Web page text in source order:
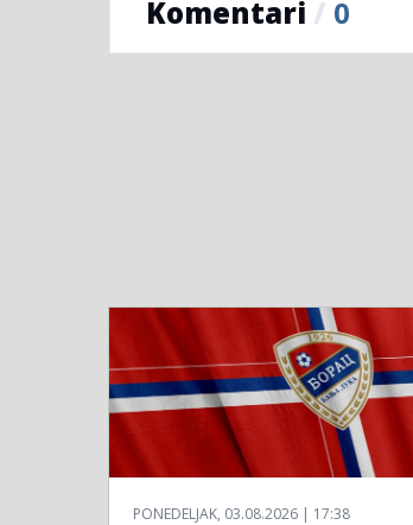
Komentari / 0
PONEDELJAK, 03.08.2026 | 17:38